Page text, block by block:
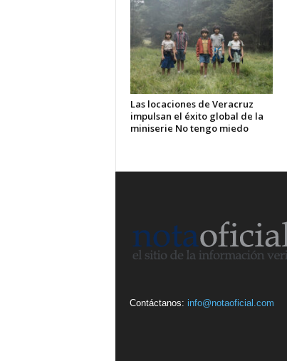
Las locaciones de Veracruz
impulsan el éxito global de la
miniserie No tengo miedo
Contáctanos: info@notaoficial.com